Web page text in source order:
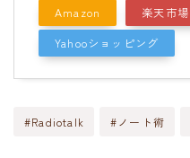
Amazon
楽天市場
Yahooショッピング
#Radiotalk #ノート術